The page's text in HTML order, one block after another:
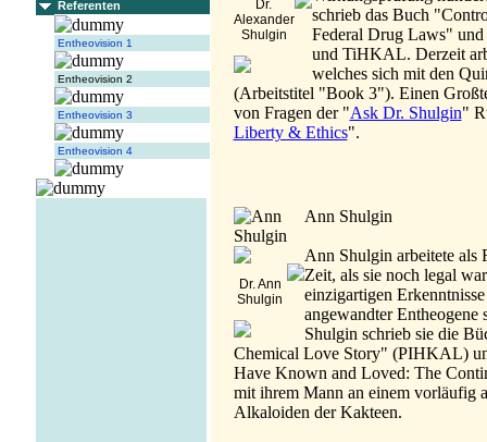
Referenten
Entheovision 1
Entheovision 2
Entheovision 3
Entheovision 4
Dr.
Alexander
Shulgin
schrieb das Buch
Federal Drug Laws"
und TiHKAL. Derzeit
welches sich mit den
(Arbeitstitel "Book 3"). Einen
von Fragen der "Ask Dr. Shulgin"
Liberty & Ethics".
Dr. Ann
Shulgin
Ann Shulgin
Ann Shulgin arbeitete als
Zeit, als sie noch legal
einzigartigen
angewandter Entheogene
Shulgin schrieb sie die
Chemical Love Story" (PIHKAL)
Have Known and Loved: The
mit ihrem Mann an einem vorläufig
Alkaloiden der Kakteen.